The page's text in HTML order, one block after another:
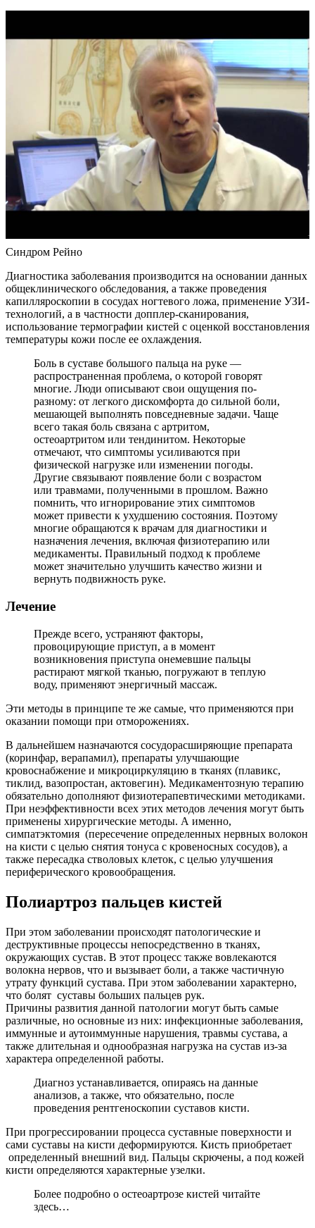
Синдром Рейно
Диагностика заболевания производится на основании данных
общеклинического обследования, а также проведения
капилляроскопии в сосудах ногтевого ложа, применение УЗИ-
технологий, а в частности допплер-сканирования,
использование термографии кистей с оценкой восстановления
температуры кожи после ее охлаждения.
Боль в суставе большого пальца на руке —
распространенная проблема, о которой говорят
многие. Люди описывают свои ощущения по-
разному: от легкого дискомфорта до сильной боли,
мешающей выполнять повседневные задачи. Чаще
всего такая боль связана с артритом,
остеоартритом или тендинитом. Некоторые
отмечают, что симптомы усиливаются при
физической нагрузке или изменении погоды.
Другие связывают появление боли с возрастом
или травмами, полученными в прошлом. Важно
помнить, что игнорирование этих симптомов
может привести к ухудшению состояния. Поэтому
многие обращаются к врачам для диагностики и
назначения лечения, включая физиотерапию или
медикаменты. Правильный подход к проблеме
может значительно улучшить качество жизни и
вернуть подвижность руке.
Лечение
Прежде всего, устраняют факторы,
провоцирующие приступ, а в момент
возникновения приступа онемевшие пальцы
растирают мягкой тканью, погружают в теплую
воду, применяют энергичный массаж.
Эти методы в принципе те же самые, что применяются при
оказании помощи при отморожениях.
В дальнейшем назначаются сосудорасширяющие препарата
(коринфар, верапамил), препараты улучшающие
кровоснабжение и микроциркуляцию в тканях (плавикс,
тиклид, вазопростан, актовегин). Медикаментозную терапию
обязательно дополняют физиотерапевтическими методиками.
При неэффективности всех этих методов лечения могут быть
применены хирургические методы. А именно,
симпатэктомия (пересечение определенных нервных волокон
на кисти с целью снятия тонуса с кровеносных сосудов), а
также пересадка стволовых клеток, с целью улучшения
периферического кровообращения.
Полиартроз пальцев кистей
При этом заболевании происходят патологические и
деструктивные процессы непосредственно в тканях,
окружающих сустав. В этот процесс также вовлекаются
волокна нервов, что и вызывает боли, а также частичную
утрату функций сустава. При этом заболевании характерно,
что болят суставы больших пальцев рук.
Причины развития данной патологии могут быть самые
различные, но основные из них: инфекционные заболевания,
иммунные и аутоиммунные нарушения, травмы сустава, а
также длительная и однообразная нагрузка на сустав из-за
характера определенной работы.
Диагноз устанавливается, опираясь на данные
анализов, а также, что обязательно, после
проведения рентгеноскопии суставов кисти.
При прогрессировании процесса суставные поверхности и
сами суставы на кисти деформируются. Кисть приобретает
определенный внешний вид. Пальцы скрючены, а под кожей
кисти определяются характерные узелки.
Более подробно о остеоартрозе кистей читайте
здесь…